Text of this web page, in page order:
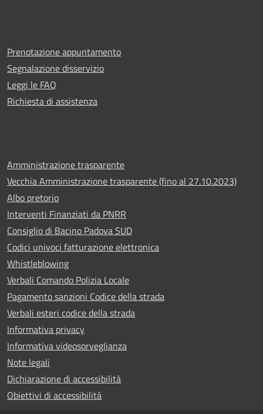
Prenotazione appuntamento
Segnalazione disservizio
Leggi le FAQ
Richiesta di assistenza
Amministrazione trasparente
Vecchia Amministrazione trasparente (fino al 27.10.2023)
Albo pretorio
Interventi Finanziati da PNRR
Consiglio di Bacino Padova SUD
Codici univoci fatturazione elettronica
Whistleblowing
Verbali Comando Polizia Locale
Pagamento sanzioni Codice della strada
Verbali esteri codice della strada
Informativa privacy
Informativa videosorveglianza
Note legali
Dichiarazione di accessibilità
Obiettivi di accessibilità